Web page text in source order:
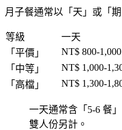
月子餐通常以「 天 」或「 期
等級 一天
「 平價 」 NT$ 800-1,000
「 中等 」 NT$ 1,000-
「 高檔 」 NT$ 1,300-
一天通常含「 5-6 餐
雙人份另計。